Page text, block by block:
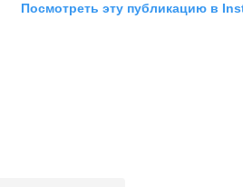
Посмотреть эту публикацию в